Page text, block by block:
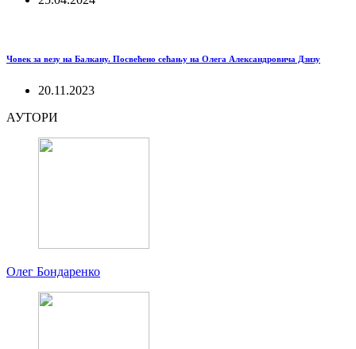
Човек за везу на Балкану. Посвећено сећању на Олега Александровича Дзизу
20.11.2023
АУТОРИ
Олег Бондаренко